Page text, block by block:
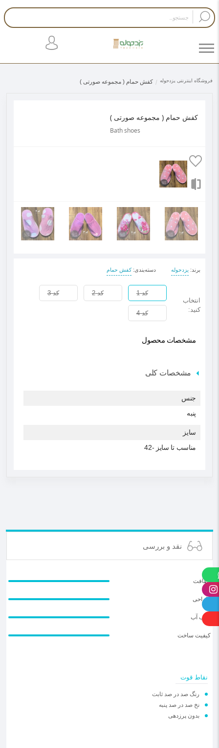
فروشگاه اینترنتی یزدحوله کفش حمام ( مجموعه صورتی )
کفش حمام ( مجموعه صورتی )
Bath shoes
برند : یزدحوله دسته‌بندی:کفش حمام
انتخاب
کنید:
کد 1 کد 2 کد 3
کد 4
مشخصات محصول
مشخصات کلی
جنس
پنبه
سایز
مناسب تا سایز -42
نقد و بررسی
لطافت
طراحی
جذب آب
کیفیت ساخت
نقاط قوت
رنگ صد در صد ثابت
نخ صد در صد پنبه
بدون پرزدهی